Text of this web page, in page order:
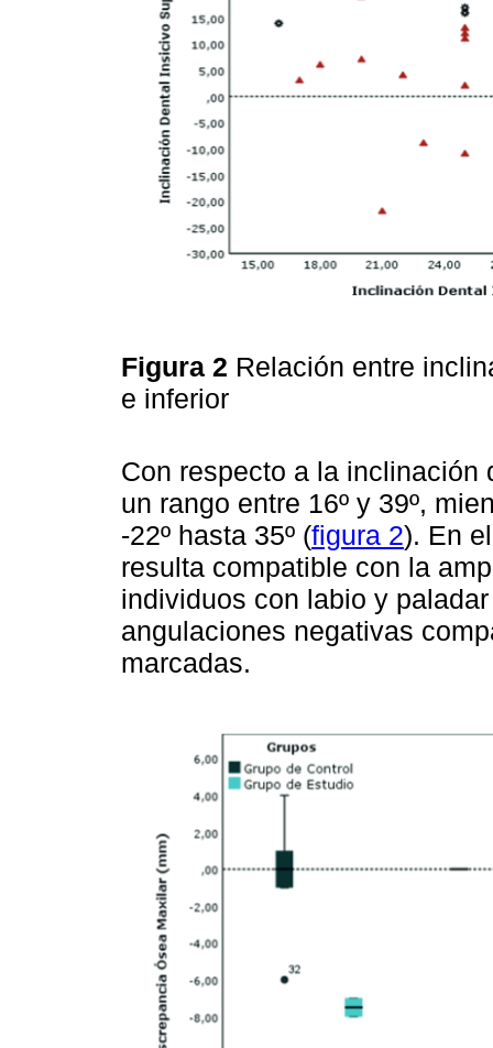
Figura 2 Relación entre
e inferior
Con respecto a la
un rango entre 16º y 39º,
-22º hasta 35º (figura 2). En
resulta compatible con la
individuos con labio y
angulaciones negativas
marcadas.